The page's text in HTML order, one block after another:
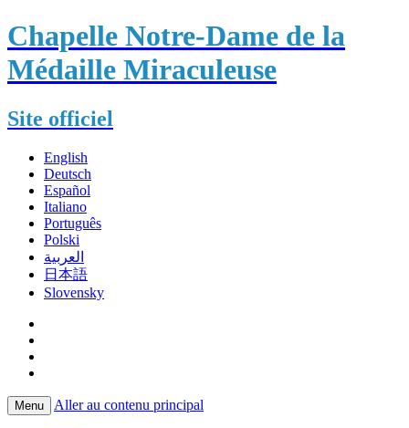
Chapelle Notre-Dame de la
Médaille Miraculeuse
Site officiel
English
Deutsch
Español
Italiano
Português
Polski
العربية
日本語
Slovensky
Menu Aller au contenu principal